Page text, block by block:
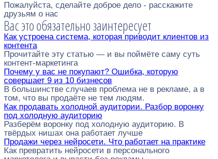
Пожалуйста, сделайте доброе дело - расскажите
друзьям о нас
Вас это обязательно заинтересует
Как устроена система, которая приводит клиентов из
контента
Прочитайте эту статью — и вы поймёте саму суть
контент-маркетинга
Почему у вас не покупают? Ошибка, которую
совершает 9 из 10 бизнесов
В большинстве случаев проблема не в рекламе, а в
том, что вы продаёте не тем людям.
Как продавать холодной аудитории. Разбор воронку
под холодную аудиторию
Разберём воронку под холодную аудиторию. В
твёрдых нишах она работает лучше
Продажи через нейросети. Что работает на практике
Как превратить нейросети в персонального